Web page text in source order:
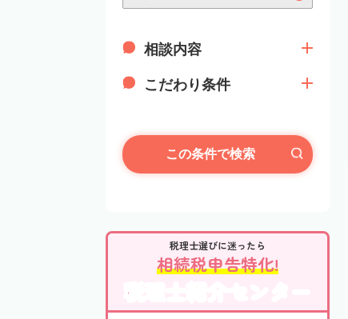
相談内容
こだわり条件
この条件で検索
税理士選びに迷ったら
相続税申告特化!
税理士紹介センター